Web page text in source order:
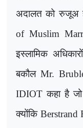
अदालत को रुजूअ
of Muslim
इस्लामिक
बकौलMr.
IDIOTकहा है
क्योंकि Berstrand